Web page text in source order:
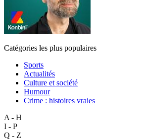
Catégories les plus populaires
Sports
Actualités
Culture et société
Humour
Crime : histoires vraies
A - H
I - P
Q - Z